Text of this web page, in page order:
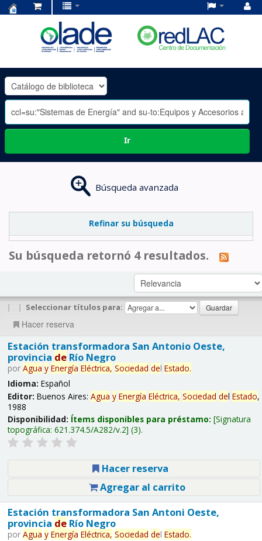
OLADE
-
Ir
Búsqueda avanzada
Refinar su búsqueda
Su búsqueda retornó 4 resultados.
| | Seleccionar títulos para:
Hacer reserva
Estación transformadora San Antonio Oeste,
provincia deRío Negro
por Agua y Energía Eléctrica, Sociedad del Estado.
Idioma: Español
Editor: Buenos Aires: Agua y Energía Eléctrica, Sociedad del Estado,
1988
Disponibilidad: Ítems disponibles para préstamo: Signatura
topográfica: 621.374.5/A282/v.2 (3).
Hacer reserva
Agregar al carrito
Estación transformadora San Antoni Oeste,
provincia deRío Negro
por Agua y Energía Eléctrica, Sociedad del Estado.